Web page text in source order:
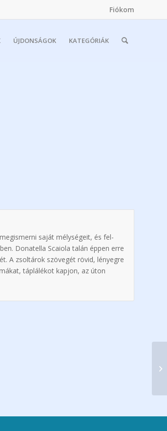
Fiókom
ÚJDONSÁGOK KATEGÓRIÁK
saját mélységeit, és fel­
Donatella Scaiola talán éppen erre
A zsoltárok szövegét rövid, lényegre
táplálékot kapjon, az úton